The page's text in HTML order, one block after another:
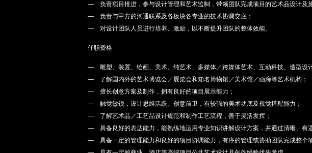
— 负责项目推进，参与设计管理和艺术监制，带领团队完成项目的艺术品设计及
— 负责与甲方的沟通联系及各板块各专业的技术协调交底；
— 对设计团队人员进行培养、激励，以不断提升团队的整体效能。
任职资格
— 雕塑、装置、绘画、美术、纯艺术、多媒体／跨媒体艺术、互动科技、造型设
— 了解国内外的艺术博览会／展览会和知名博物馆／美术馆／画廊等艺术机构；
— 擅长创意方案及制作，拥有良好的项目展示能力；
— 触觉敏锐，设计思维活跃、创意前卫，有较强的美术功底及视觉搭配能力；
— 了解艺术品／工艺品设计规范和制作工艺流程，善于灵活发挥；
— 具备良好的表达能力，能熟练地运用专业知识讲解设计方案，并通过清晰、有
— 具备一定的管理能力和良好的项目协调能力，有序的管理或协助团队完成整个